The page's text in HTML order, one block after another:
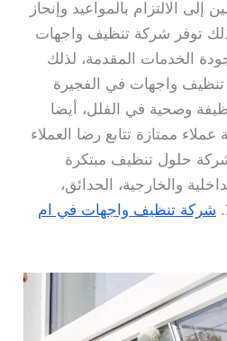
الالتزام بالمواعيد وإنجاز
توفر شركة تنظيف واجهات
الخدمات المقدمة، لذلك
تنظيف واجهات في الفجيرة
وصحية في الفلل، أيضا
ممتازة تتابع رضا العملاء
حلول تنظيف مبتكرة
والخارجية، الحدائق،
شركة تنظيف واجهات في ام